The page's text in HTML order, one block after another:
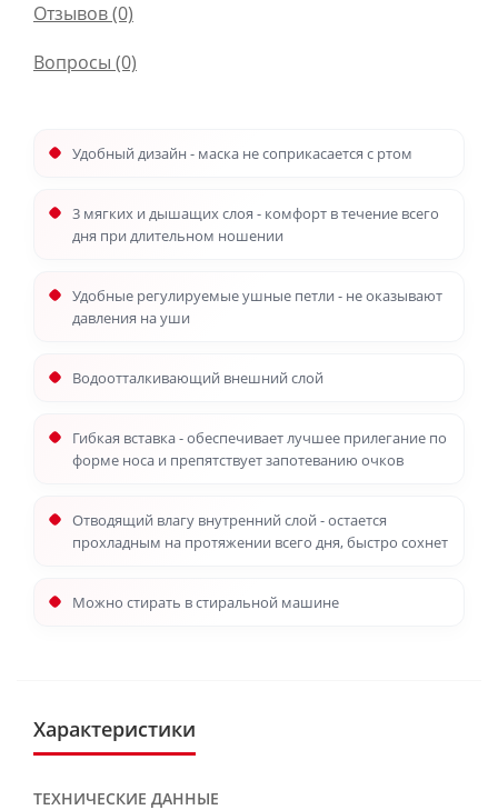
Отзывов (0)
Вопросы (0)
Удобный дизайн - маска не соприкасается с ртом
3 мягких и дышащих слоя - комфорт в течение всего
дня при длительном ношении
Удобные регулируемые ушные петли - не оказывают
давления на уши
Водоотталкивающий внешний слой
Гибкая вставка - обеспечивает лучшее прилегание по
форме носа и препятствует запотеванию очков
Отводящий влагу внутренний слой - остается
прохладным на протяжении всего дня, быстро сохнет
Можно стирать в стиральной машине
Характеристики
ТЕХНИЧЕСКИЕ ДАННЫЕ